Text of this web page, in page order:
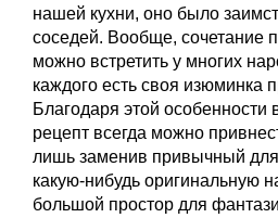
нашей кухни, оно было
соседей. Вообще, сочетание
можно встретить у многих
каждого есть своя изюминка
Благодаря этой особенности
рецепт всегда можно
лишь заменив привычный
какую-нибудь оригинальную
большой простор для